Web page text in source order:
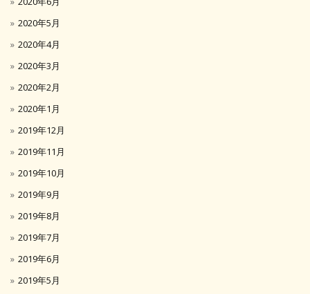
2020年5月
2020年4月
2020年3月
2020年2月
2020年1月
2019年12月
2019年11月
2019年10月
2019年9月
2019年8月
2019年7月
2019年6月
2019年5月